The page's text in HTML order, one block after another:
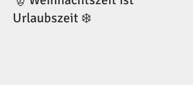
Urlaubszeit ❄️